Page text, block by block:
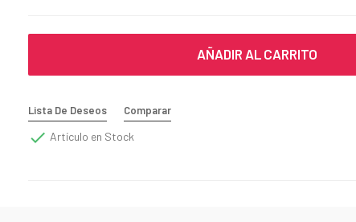
AÑADIR AL CARRITO
Lista De Deseos Comparar
 Artículo en Stock